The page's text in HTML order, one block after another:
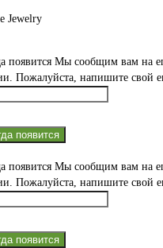
Jewelry
появится Мы сообщим вам на
Пожалуйста, напишите свой
появится
появится Мы сообщим вам на
Пожалуйста, напишите свой
появится